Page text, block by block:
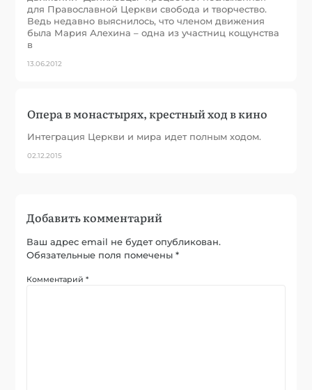
для Православной Церкви свобода и творчество.
Ведь недавно выяснилось, что членом движения
была Мария Алехина – одна из участниц кощунства
в
13.06.2012
Опера в монастырях, крестный ход в кино
Интеграция Церкви и мира идет полным ходом.
02.12.2015
Добавить комментарий
Ваш адрес email не будет опубликован.
Обязательные поля помечены*
Комментарий*